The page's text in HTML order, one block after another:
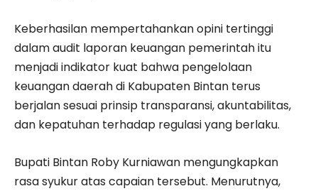
Keberhasilan mempertahankan opini tertinggi
dalam audit laporan keuangan pemerintah itu
menjadi indikator kuat bahwa pengelolaan
keuangan daerah di Kabupaten Bintan terus
berjalan sesuai prinsip transparansi, akuntabilitas,
dan kepatuhan terhadap regulasi yang berlaku.
Bupati Bintan Roby Kurniawan mengungkapkan
rasa syukur atas capaian tersebut. Menurutnya,